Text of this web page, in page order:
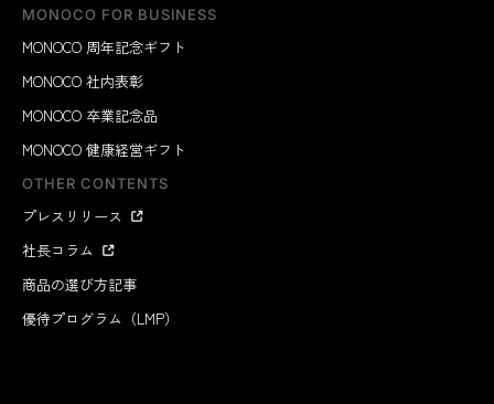
MONOCO FOR BUSINESS
MONOCO 周年記念ギフト
MONOCO 社内表彰
MONOCO 卒業記念品
MONOCO 健康経営ギフト
OTHER CONTENTS
プレスリリース
社長コラム
商品の選び方記事
優待プログラム（LMP）